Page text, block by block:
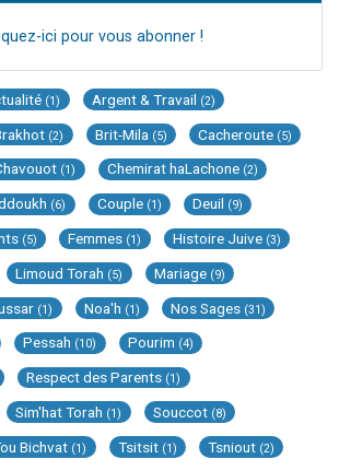
ici pour vous abonner !
(1) Argent & Travail (2)
(2) Brit-Mila (5) Cacheroute (5)
(1) Chemirat haLachone (2)
(6) Couple (1) Deuil (9)
(5) Femmes (1) Histoire Juive (3)
Limoud Torah (5) Mariage (9)
(1) Noa'h (1) Nos Sages (31)
Pessah (10) Pourim (4)
Respect des Parents (1)
Sim'hat Torah (1) Souccot (8)
Bichvat (1) Tsitsit (1) Tsniout (2)